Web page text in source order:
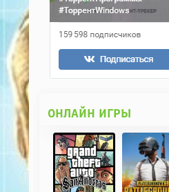
ОНЛАЙН ИГРЫ